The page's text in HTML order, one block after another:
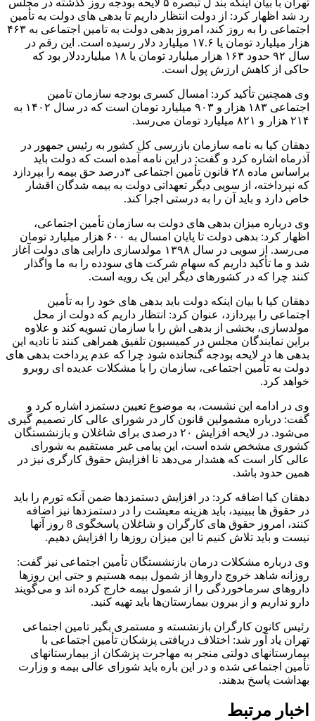
رد شد اظهار کرد: از دولت انتظار داریم تا بدهی های دولت به تأمین
اجتماعی را به روز کند، امروز بدهی دولت به تامین اجتماعی به ۴۶۳
هزار میلیارد تومان یا ۱۷.۶ میلیارد دلار رسیده است. این رقم در
سال ۹۲ حدود ۱۶۳ هزار میلیارد تومان یا ۱۸ میلیارددلار بود که
حاکی از کاهش ارزش پول است.
وی همچنین تأکید کرد: امسال کسری بودجه سازمان تامین
اجتماعی ۱۸۳ هزار و ۹۰۳ میلیارد تومان است که در سال ۱۴۰۲ به
۲۱۴ هزار و ۸۲۱ میلیارد تومان می‌رسد.
دهقان کیا به نامه سازمان بازرسی کل کشور به رئیس جمهور در
آذرماه اشاره کرد و گفت: در این نامه آمده است که دولت باید
براساس ماده ۲۸ قانون تأمین اجتماعی ۳درصد حق بیمه را بپردازد
که نپرداخته، از سویی دیگر تعهداتی دولت به بیمه شدگان اقشار
خاص دارد و باید آن را به درستی اجرا کند.
وی درباره میزان بدهی های دولت به سازمان تأمین اجتماعی،
اظهار کرد: بدهی دولت تا پایان امسال به ۶۰۰ هزار میلیارد تومان
می‌رسد. از سویی در سال ۱۳۹۸ مولدسازی دارایی های دولت آغاز
شد و ما تأکید داریم که سهام شرکت های سودده را به ما واگذار
کنند چرا که در کشورهای دیگر این یک رویه است.
دهقان کیا با بیان اینکه دولت باید بدهی های خود را به تأمین
اجتماعی را بپردازد، عنوان کرد: انتظار داریم که دولت از محل
مولدسازی، بخشی از بدهی اش را با سازمان تسویه کند و علاوه
براین نمایندگان مجلس در کمیسیون تلفیق همراهی کنند تا تادیه این
بدهی ها در لایحه بودجه گنجانده شود چرا که عدم پرداخت بدهی های
دولت به تأمین اجتماعی، سازمان را با مشکلات عدیده ای روبرو
خواهد کرد.
وی در ادامه این نشست، به موضوع تعیین دستمزد اشاره کرد و
گفت: درباره مشمولین قانون کار در شورای عالی کار تصمیم گیری
می‌شود. در لایحه افزایش ۲۰ درصدی برای شاغلان و بازنشستگان
کشوری مشخص شده است، این پیامی غیر مستقیم به شورای
عالی کار است که هشدار می‌دهد تا افزایش حقوق کارگری نیز در
همین حدود باشد.
دهقان کیا اضافه کرد: در افزایش دستمزدها ضمن آنکه تورم را باید
در حقوق ها ببینید، باید هزینه معیشت را در دستمزدها نیز اضافه
کنند، امروز حقوق های کارگران و شاغلان پاسخگوی 8 روز آنها
نیست و باید تلاش کنیم تا این میزان روزها را افزایش دهیم.
وی درباره مشکلات درمان بازنشستگان تأمین اجتماعی نیز گفت:
روزانه شاهد خروج داروها از شمول بیمه هستیم و حتی این روزها
داروهای سرماخوردگی را از شمول بیمه خارج کرده اند و می‌گویند
دارو نداریم و از بیرون بیمارستان‌ها باید تهیه کنید.
رئیس کانون کارگران بازنشسته و مستمری بگیر تامین اجتماعی
تهران یاد آور شد: اختلاف دریافتی پزشکان تأمین اجتماعی با
بیمارستانهای دولتی منجر به مهاجرت پزشکان از بیمارستانهای
تأمین اجتماعی شده و در این باره باید شورای عالی بیمه و وزارت
بهداشت پاسخ بدهند.
اخبار مرتبط